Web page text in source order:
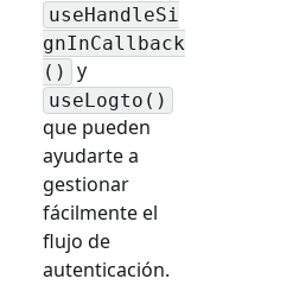
useHandleSi
gnInCallback
()
y
useLogto()
que pueden
ayudarte a
gestionar
fácilmente el
flujo de
autenticación.